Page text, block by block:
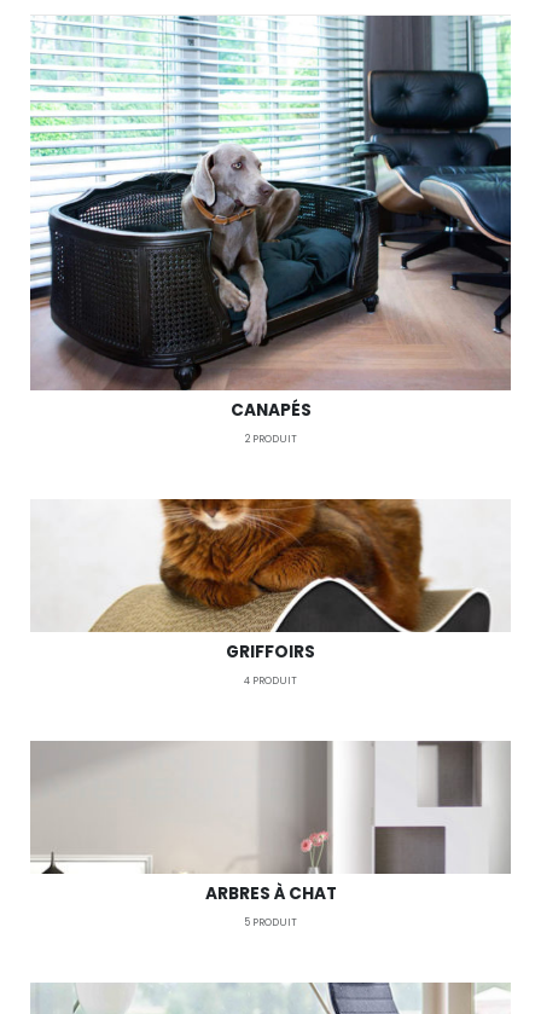
CANAPÉS
2PRODUIT
GRIFFOIRS
4 PRODUIT
ARBRES À CHAT
5 PRODUIT